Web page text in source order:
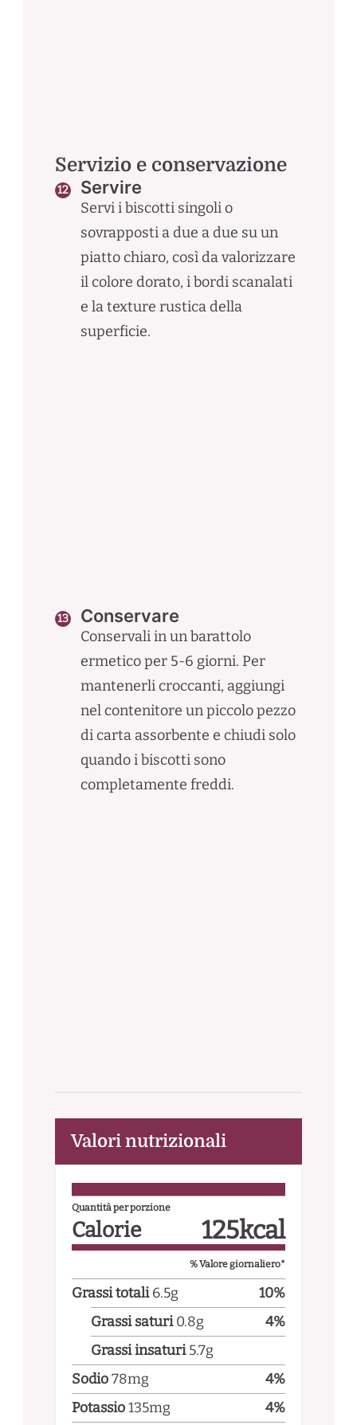
Servizio e conservazione
Servire
Servi i biscotti singoli o
sovrapposti a due a due su un
piatto chiaro, così da valorizzare
il colore dorato, i bordi scanalati
e la texture rustica della
superficie.
Conservare
Conservali in un barattolo
ermetico per 5-6 giorni. Per
mantenerli croccanti, aggiungi
nel contenitore un piccolo pezzo
di carta assorbente e chiudi solo
quando i biscotti sono
completamente freddi.
Valori nutrizionali
Quantità per porzione
Calorie 125kcal
% Valore giornaliero*
Grassi totali 6.5g 10%
Grassi saturi 0.8g 4%
Grassi insaturi 5.7g
Sodio78mg 4%
Potassio135mg 4%